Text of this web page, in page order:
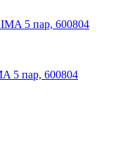
5 пар, 600804